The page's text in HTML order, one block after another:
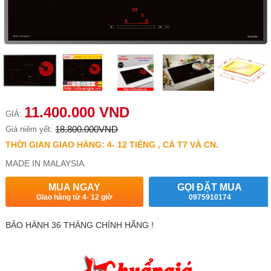
GIÁ: 11.400.000 VND
Giá niêm yết: 18.800.000VND
THỜI GIAN GIAO HÀNG: 4- 12 TIẾNG , CẢ T7 VÀ CN.
MADE IN MALAYSIA.
MUA NGAY
Giao hàng từ 4- 12 giờ
GỌI ĐẶT MUA
0975910174
BẢO HÀNH 36 THÁNG CHÍNH HÃNG !